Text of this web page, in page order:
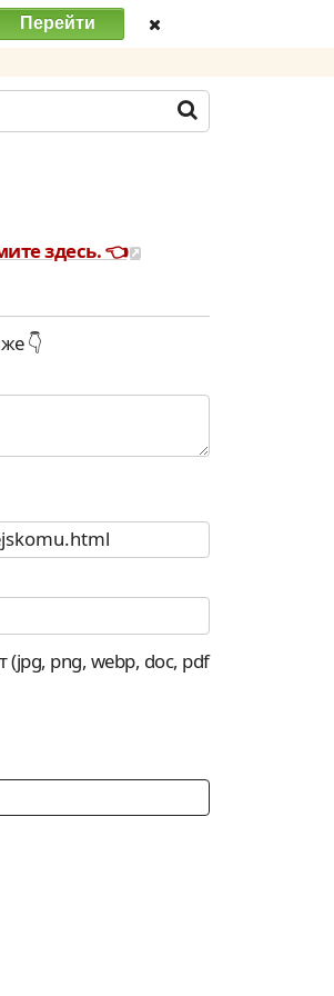
Перейти
здесь. 👈
👇
png, webp, doc, pdf